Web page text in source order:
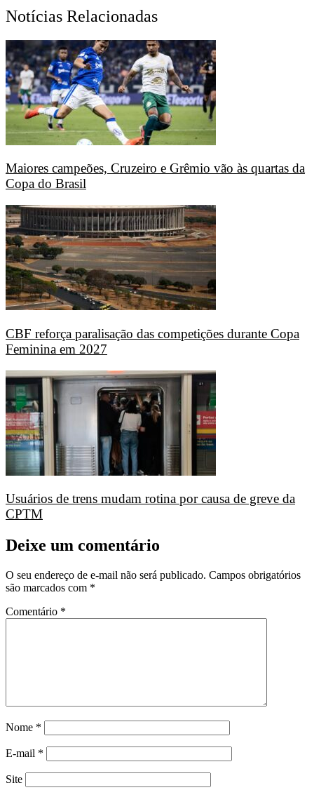
Notícias Relacionadas
Maiores campeões, Cruzeiro e Grêmio vão às quartas da
Copa do Brasil
CBF reforça paralisação das competições durante Copa
Feminina em 2027
Usuários de trens mudam rotina por causa de greve da
CPTM
Deixe um comentário
O seu endereço de e-mail não será publicado. Campos obrigatórios
são marcados com *
Comentário *
Nome *
E-mail *
Site